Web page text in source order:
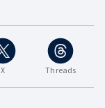
X Threads